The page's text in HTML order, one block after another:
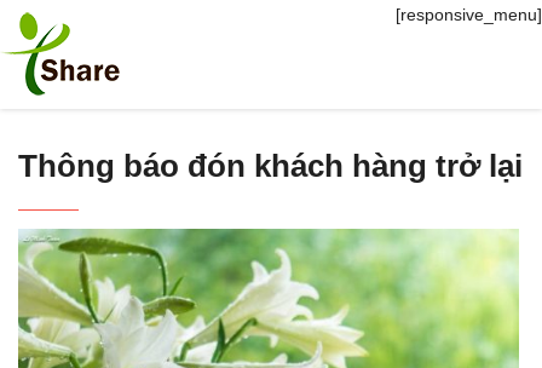
[responsive_menu]
Thông báo đón khách hàng trở lại